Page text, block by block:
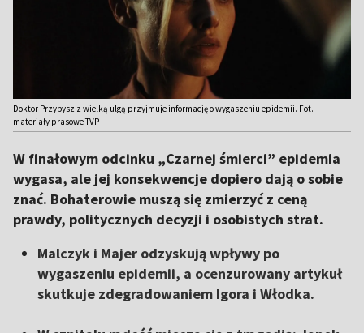
Doktor Przybysz z wielką ulgą przyjmuje informację o wygaszeniu epidemii. Fot.
materiały prasowe TVP
W finałowym odcinku „Czarnej śmierci” epidemia
wygasa, ale jej konsekwencje dopiero dają o sobie
znać. Bohaterowie muszą się zmierzyć z ceną
prawdy, politycznych decyzji i osobistych strat.
Malczyk i Majer odzyskują wpływy po
wygaszeniu epidemii, a ocenzurowany artykuł
skutkuje zdegradowaniem Igora i Włodka.